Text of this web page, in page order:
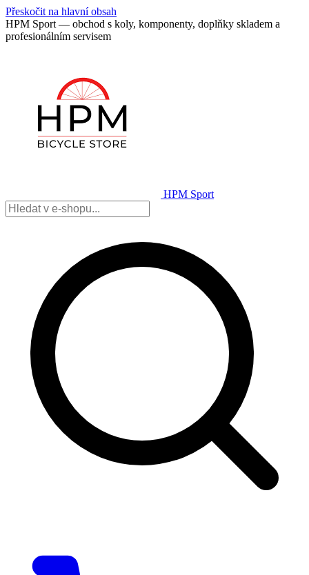
Přeskočit na hlavní obsah
HPM Sport — obchod s koly, komponenty, doplňky skladem a
profesionálním servisem
HPM Sport